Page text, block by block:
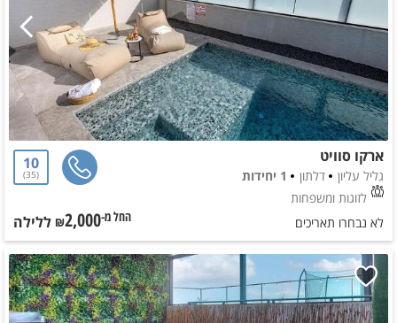
ארקו סוויט
גליל עליון דלתון
1 יחידות
לזוגות ומשפחות
10
35
לא נבחרו תאריכים החל מ-₪2,000 ללילה